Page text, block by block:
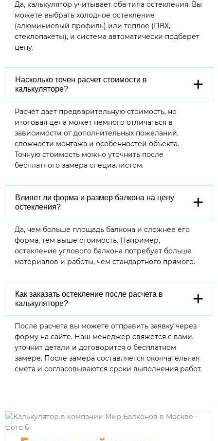
Да, калькулятор учитывает оба типа остекления. Вы
можете выбрать холодное остекление
(алюминиевый профиль) или теплое (ПВХ,
стеклопакеты), и система автоматически подберет
цену.
Насколько точен расчет стоимости в
калькуляторе?
Расчет дает предварительную стоимость, но
итоговая цена может немного отличаться в
зависимости от дополнительных пожеланий,
сложности монтажа и особенностей объекта.
Точную стоимость можно уточнить после
бесплатного замера специалистом.
Влияет ли форма и размер балкона на цену
остекления?
Да, чем больше площадь балкона и сложнее его
форма, тем выше стоимость. Например,
остекление углового балкона потребует больше
материалов и работы, чем стандартного прямого.
Как заказать остекление после расчета в
калькуляторе?
После расчета вы можете отправить заявку через
форму на сайте. Наш менеджер свяжется с вами,
уточнит детали и договорится о бесплатном
замере. После замера составляется окончательная
смета и согласовываются сроки выполнения работ.